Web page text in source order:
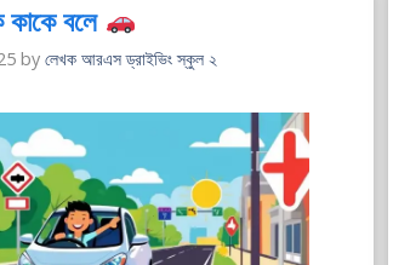
কাকে বলে
by লেখক আরএস ড্রাইভিং স্কুল ২